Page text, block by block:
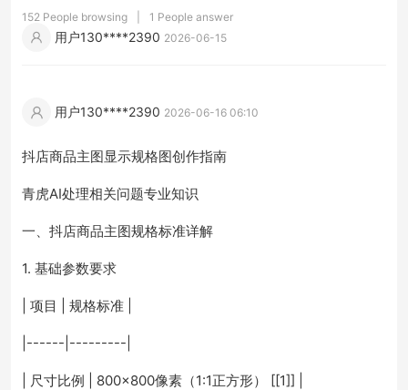
152 People browsing 1 People answer
用户130****2390 2026-06-15
用户130****2390 2026-06-16 06:10
抖店商品主图显示规格图创作指南
青虎AI处理相关问题专业知识
一、抖店商品主图规格标准详解
1. 基础参数要求
| 项目 | 规格标准 |
|------|---------|
| 尺寸比例 | 800×800像素（1:1正方形） [[1]] |